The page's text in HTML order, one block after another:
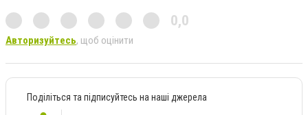
0,0
Авторизуйтесь, щоб оцінити
Поділіться та підписуйтесь на наші джерела